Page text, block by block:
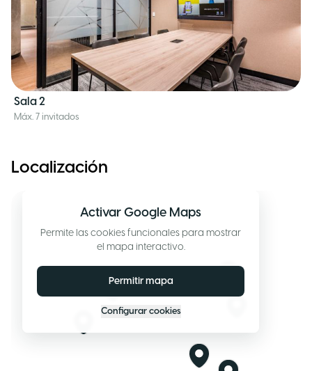
Sala 2
Máx. 7 invitados
Localización
Activar Google Maps
Permite las cookies funcionales para mostrar
el mapa interactivo.
Permitir mapa
Configurar cookies